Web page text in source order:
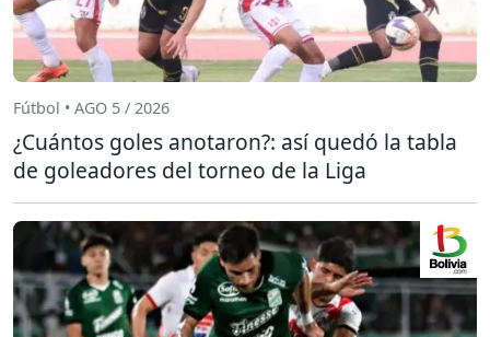
Fútbol • AGO 5 / 2026
¿Cuántos goles anotaron?: así quedó la tabla
de goleadores del torneo de la Liga